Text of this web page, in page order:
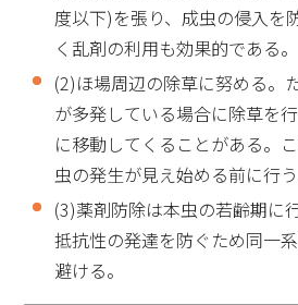
度以下)を張り、成虫の侵入を
く乱剤の利用も効果的である。
(2)ほ場周辺の除草に努める。
が多発している場合に除草を
に移動してくることがある。
虫の発生が見え始める前に行う
(3)薬剤防除は本虫の若齢期に
抵抗性の発達を防ぐため同一
避ける。